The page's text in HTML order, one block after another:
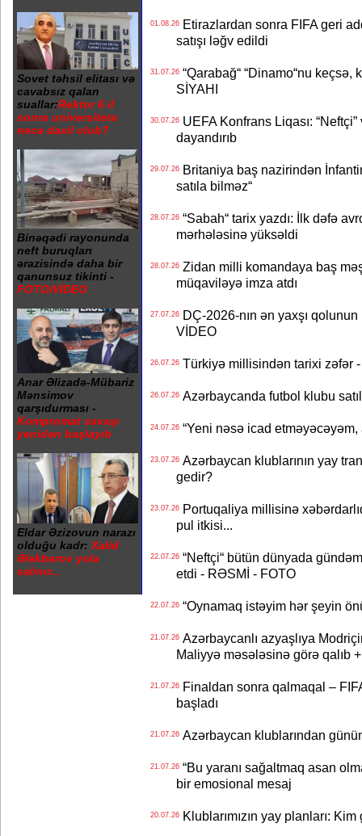
Sovet təhsil elitası və
cavabsız qalan
suallar:Rektor 6 il
sonra universitetə
necə daxil olub?
Binəqədi rayonunda
neft buruqları
ərazisində daha bir
qanunsuz tikinti -
FOTO/VİDEO
Anar Əlizadə-Mübariz
Mənsimov
qarşıdurması -
Kompromat savaşı
yenidən başlayıb
Eldar Əzizovun narazı
olduğu kadr: Xalid
Ələkbərov yola
salınır...
01.08.26Etirazlardan sonra FIFA geri
satışı ləğv edildi
31.07.26“Qarabağ“ “Dinamo“nu keçsə,
SİYAHI
30.07.26UEFA Konfrans Liqası: “Neftçi”
dayandırıb
29.07.26Britaniya baş nazirindən
satıla bilməz“
28.07.26“Sabah“ tarix yazdı: İlk dəfə
mərhələsinə yüksəldi
28.07.26Zidan milli komandaya baş
müqaviləyə imza atdı
27.07.26DÇ-2026-nın ən yaxşı
VİDEO
26.07.26Türkiyə millisindən tarixi zəfər
26.07.26Azərbaycanda futbol klubu
24.07.26“Yeni nəsə icad etməyəcəyəm,
23.07.26Azərbaycan klublarının yay
gedir?
23.07.26Portuqaliya millisinə
pul itkisi...
22.07.26“Neftçi“ bütün dünyada
etdi - RƏSMİ - FOTO
22.07.26“Oynamaq istəyim hər şeyin
21.07.26Azərbaycanlı azyaşlıya
Maliyyə məsələsinə görə qalıb
21.07.26Finaldan sonra qalmaqal –
başladı
21.07.26Azərbaycan klublarından
21.07.26“Bu yaranı sağaltmaq asan
bir emosional mesaj
20.07.26Klublarımızın yay planları: